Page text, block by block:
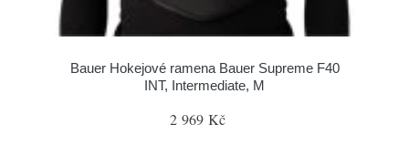
Bauer Hokejové ramena Bauer Supreme F40
INT, Intermediate, M
2 969 Kč